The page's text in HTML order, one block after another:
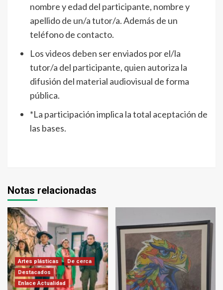
nombre y edad del participante, nombre y
apellido de un/a tutor/a. Además de un
teléfono de contacto.
Los videos deben ser enviados por el/la
tutor/a del participante, quien autoriza la
difusión del material audiovisual de forma
pública.
*La participación implica la total aceptación de
las bases.
Notas relacionadas
Artes plásticas
De cerca
Destacados
Enlace Actualidad